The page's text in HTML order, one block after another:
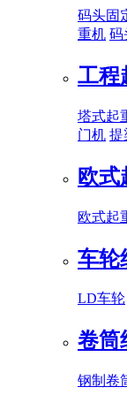
码头固
重机 码
工程
塔式起
门机 提
欧式
欧式起
车轮
LD车轮
卷筒
钢制卷